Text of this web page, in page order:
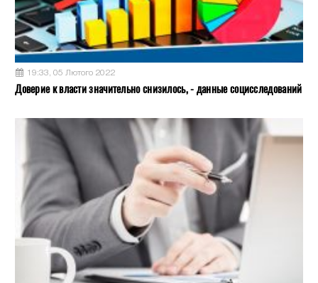
19:33, 05 Лютого 2022
Доверие к власти значительно снизилось, - данные социсследований